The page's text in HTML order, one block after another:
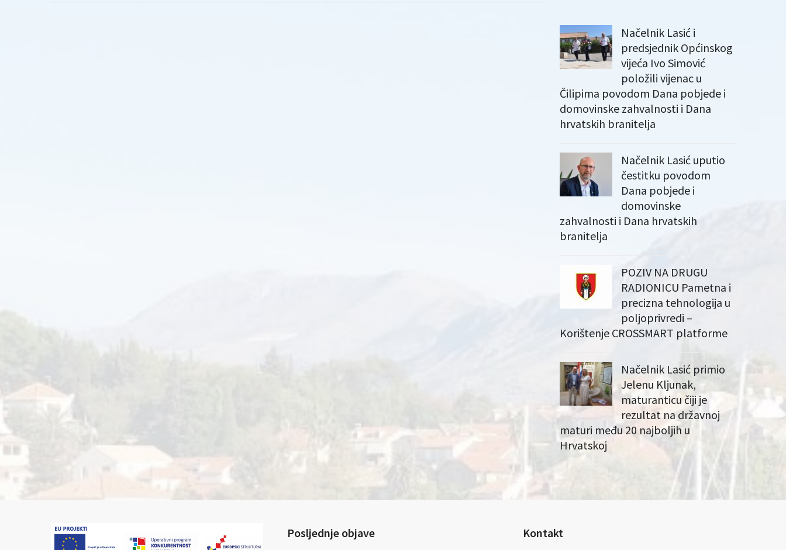
Načelnik Lasić i
predsjednik Općinskog
vijeća Ivo Simović
položili vijenac u
Čilipima povodom Dana pobjede i
domovinske zahvalnosti i Dana
hrvatskih branitelja
Načelnik Lasić uputio
čestitku povodom
Dana pobjede i
domovinske
zahvalnosti i Dana hrvatskih
branitelja
POZIV NA DRUGU
RADIONICU Pametna i
precizna tehnologija u
poljoprivredi –
Korištenje CROSSMART platforme
Načelnik Lasić primio
Jelenu Kljunak,
maturanticu čiji je
rezultat na državnoj
maturi među 20 najboljih u
Hrvatskoj
Posljednje objave Kontakt